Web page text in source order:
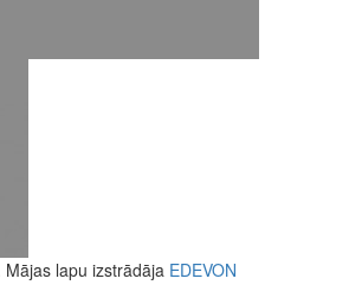
lapu izstrādāja EDEVON